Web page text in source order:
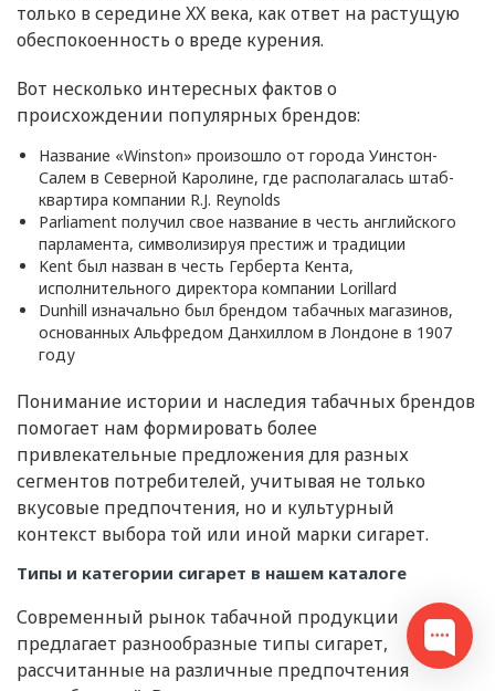
только в середине XX века, как ответ на растущую
обеспокоенность о вреде курения.
Вот несколько интересных фактов о
происхождении популярных брендов:
Название «Winston» произошло от города Уинстон-
Салем в Северной Каролине, где располагалась штаб-
квартира компании R.J. Reynolds
Parliament получил свое название в честь английского
парламента, символизируя престиж и традиции
Kent был назван в честь Герберта Кента,
исполнительного директора компании Lorillard
Dunhill изначально был брендом табачных магазинов,
основанных Альфредом Данхиллом в Лондоне в 1907
году
Понимание истории и наследия табачных брендов
помогает нам формировать более
привлекательные предложения для разных
сегментов потребителей, учитывая не только
вкусовые предпочтения, но и культурный
контекст выбора той или иной марки сигарет.
Типы и категории сигарет в нашем каталоге
Современный рынок табачной продукции
предлагает разнообразные типы сигарет,
рассчитанные на различные предпочтения